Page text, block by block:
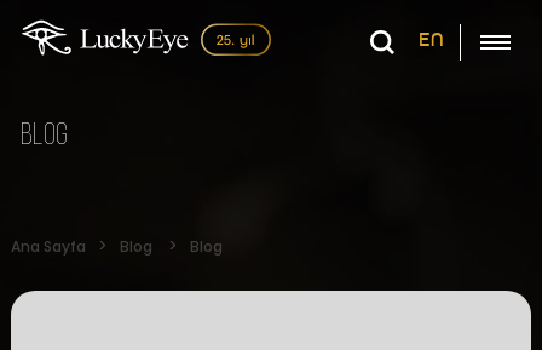
EN
Blog
Ana Sayfa Blog Blog